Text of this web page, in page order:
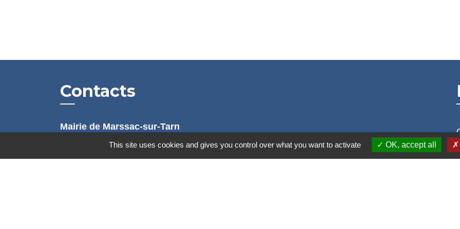
Contacts
Mairie de Marssac-sur-Tarn
2 Rue TonimariéThis site uses cookies and gives you control over what you want to activate OK, accept all